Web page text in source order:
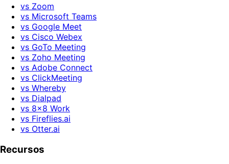
vs Zoom
vs Microsoft Teams
vs Google Meet
vs Cisco Webex
vs GoTo Meeting
vs Zoho Meeting
vs Adobe Connect
vs ClickMeeting
vs Whereby
vs Dialpad
vs 8x8 Work
vs Fireflies.ai
vs Otter.ai
Recursos